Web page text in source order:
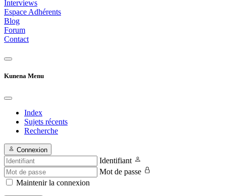
Interviews
Espace Adhérents
Blog
Forum
Contact
Kunena Menu
Index
Sujets récents
Recherche
Connexion
Identifiant
Mot de passe
Maintenir la connexion